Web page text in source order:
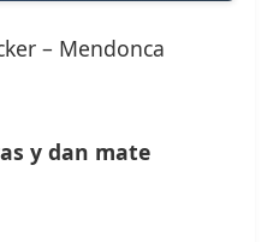
y dan mate